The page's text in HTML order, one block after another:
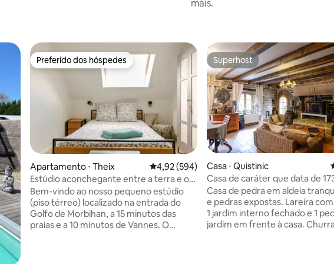
mais.
Preferido dos hóspedes
Preferido dos hóspedes
Apartamento ⋅ Theix 4,92 de uma avaliação média de 5, 594
4,92 (594)
Estúdio aconchegante entre a terra e o
mar
Bem-vindo ao nosso pequeno estúdio
(piso térreo) localizado na entrada do
Golfo de Morbihan, a 15 minutos das
praias e a 10 minutos de Vannes. O
Superhost
Superhost
Casa ⋅ Quistinic
Casa de caráter que data de
Casa de pedra em aldeia
e pedras expostas. Lareira com inserção
1 jardim interno fechado e 1
jardim em frente à casa.